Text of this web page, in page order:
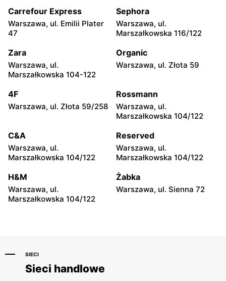
Grzecznarowskiego 28
Emila Fieldorfa Nila 28
Douglas Douglas
Douglas
Łódź al. Marsz. Józefa
Douglas
Douglas Douglas
Piotrków Trybunalski, ul.
Douglas
Bełchatów, ul. Bawełniana 7
Douglas
Bełchatów, ul. Kolejowa 6
Douglas
Lublin al. Spółdzielczości
Pracy 88
Douglas
Kielce, ul. Świętokrzyska
Carrefour Express
Warszawa, ul. Emilii Plater
47
Sephora
Warszawa, ul.
Marszałkowska 116/122
Zara
Warszawa, ul.
Marszałkowska 104-122
Organic
Warszawa, ul. Złota 59
4F
Warszawa, ul. Złota 59/258
Rossmann
Warszawa, ul.
Marszałkowska 104/122
C&A
Warszawa, ul.
Marszałkowska 104/122
Reserved
Warszawa, ul.
Marszałkowska 104/122
H&M
Warszawa, ul.
Marszałkowska 104/122
Żabka
Warszawa, ul. Sienna 72
SIECI
Sieci handlowe